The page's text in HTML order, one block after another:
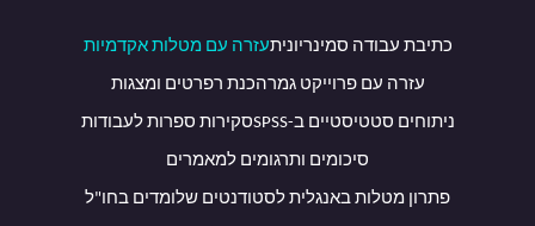
כתיבת עבודה סמינריוניתעזרה עם מטלות אקדמיות
עזרה עם פרוייקט גמרהכנת רפרטים ומצגות
ניתוחים סטטיסטיים ב-SPSS סקירות ספרות לעבודות
סיכומים ותרגומים למאמרים
פתרון מטלות באנגלית לסטודנטים שלומדים בחו"ל